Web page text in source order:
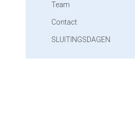
Team
Contact
SLUITINGSDAGEN